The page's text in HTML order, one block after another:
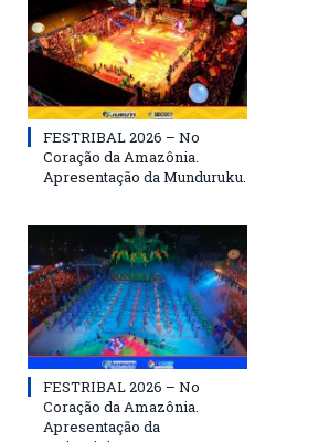
FESTRIBAL 2026 – No
Coração da Amazônia.
Apresentação da Munduruku.
FESTRIBAL 2026 – No
Coração da Amazônia.
Apresentação da